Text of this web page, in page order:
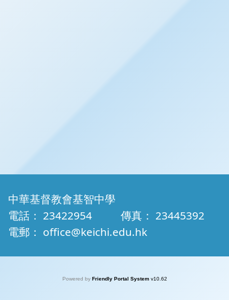
中華基督教會基智中學
電話：
23422954 傳真： 23445392
電郵：
office@keichi.edu.hk
Powered by Friendly Portal System v10.62